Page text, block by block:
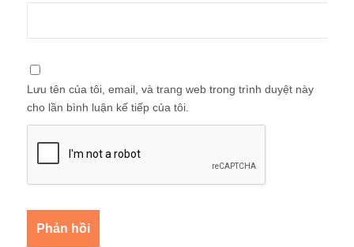
Lưu tên của tôi, email, và trang web trong trình duyệt này
cho lần bình luận kế tiếp của tôi.